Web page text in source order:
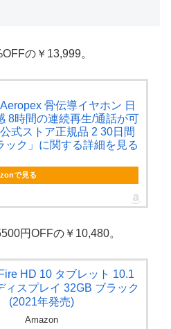
の￥13,999。
骨伝導イヤホン 日
8時間の連続再生/通話が可
式ストア正規品 2 30日間
ック」に関する詳細を見る
で見る
円OFFの￥10,480。
HD 10 タブレット 10.1
ィスプレイ 32GB ブラック
(2021年発売)
Amazon